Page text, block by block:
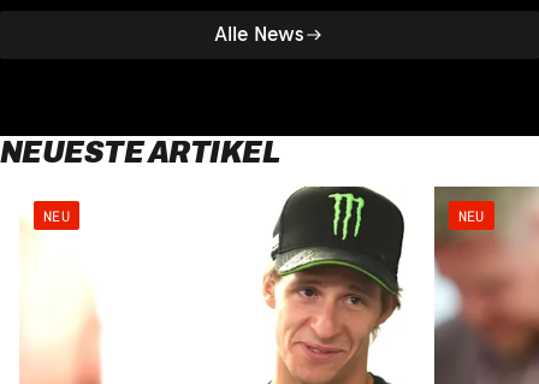
Alle News
NEUESTE ARTIKEL
NEU NEU